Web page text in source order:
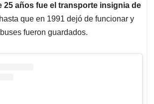
25 años fue el transporte insignia de
hasta que en 1991 dejó de funcionar y
fueron guardados.